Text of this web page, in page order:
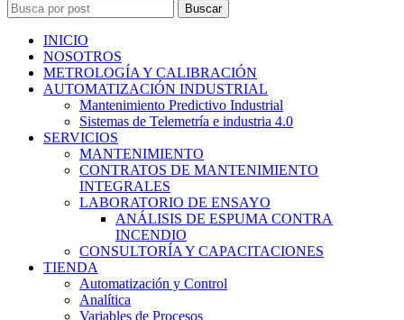
Buscar
INICIO
NOSOTROS
METROLOGÍA Y CALIBRACIÓN
AUTOMATIZACIÓN INDUSTRIAL
Mantenimiento Predictivo Industrial
Sistemas de Telemetría e industria 4.0
SERVICIOS
MANTENIMIENTO
CONTRATOS DE MANTENIMIENTO
INTEGRALES
LABORATORIO DE ENSAYO
ANÁLISIS DE ESPUMA CONTRA
INCENDIO
CONSULTORÍA Y CAPACITACIONES
TIENDA
Automatización y Control
Analítica
Variables de Procesos